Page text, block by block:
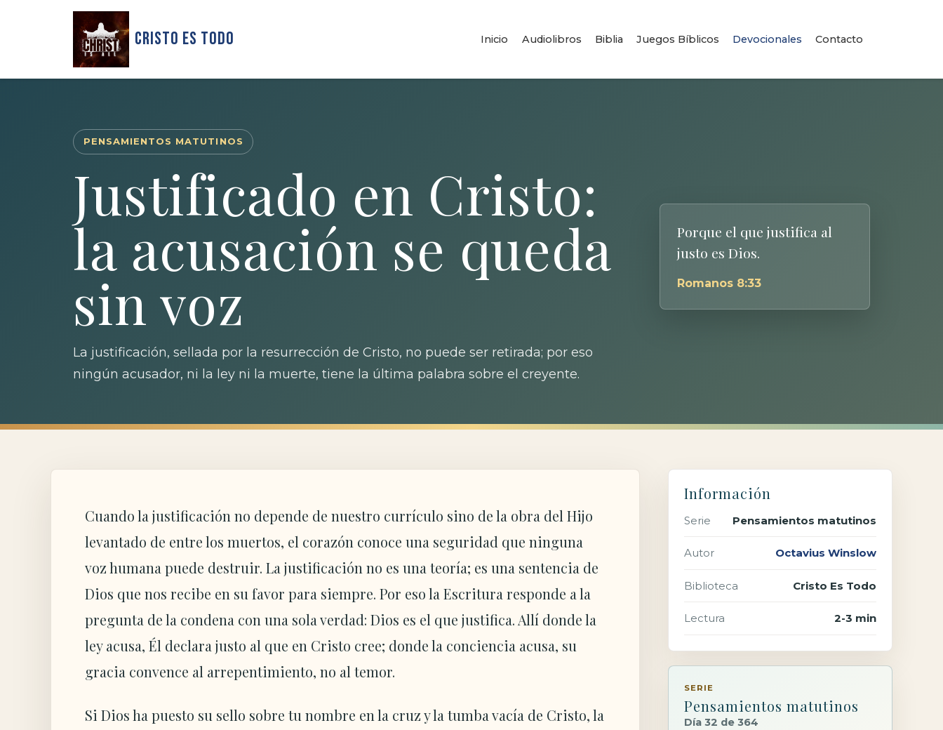
Cristo Es Todo Inicio Audiolibros Biblia Juegos Bíblicos Devocionales Contacto
PENSAMIENTOS MATUTINOS
Justificado en Cristo:
la acusación se queda
sin voz
La justificación, sellada por la resurrección de Cristo, no puede ser retirada; por eso
ningún acusador, ni la ley ni la muerte, tiene la última palabra sobre el creyente.
Porque el que justifica al
justo es Dios.
Romanos 8:33
Cuando la justificación no depende de nuestro currículo sino de la obra del Hijo
levantado de entre los muertos, el corazón conoce una seguridad que ninguna
voz humana puede destruir. La justificación no es una teoría; es una sentencia de
Dios que nos recibe en su favor para siempre. Por eso la Escritura responde a la
pregunta de la condena con una sola verdad: Dios es el que justifica. Allí donde la
ley acusa, Él declara justo al que en Cristo cree; donde la conciencia acusa, su
gracia convence al arrepentimiento, no al temor.
Si Dios ha puesto su sello sobre tu nombre en la cruz y la tumba vacía de Cristo, la
Información
Serie Pensamientos matutinos
Autor Octavius Winslow
Biblioteca Cristo Es Todo
Lectura 2-3 min
SERIE
Pensamientos matutinos
Día 32 de 364